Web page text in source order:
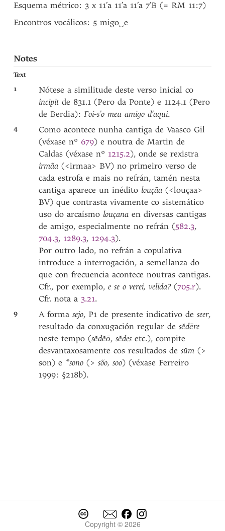
Esquema métrico: 3 x 11’a 11’a 11’a 7’B (= RM 11:7)
Encontros vocálicos: 5 migo ‿e
Notes
Text
1
Nótese a similitude deste verso inicial co
incipitde 831.1 (Pero da Ponte) e 1124.1 (Pero
de Berdia):Foi-s’o meu amigo d’aqui.
4
Como acontece nunha cantiga de Vaasco Gil
(véxase nº 679) e noutra de Martin de
Caldas (véxase nº 1215.2), onde se rexistra
irmãa (<irmaa> BV) no primeiro verso de
cada estrofa e mais no refrán, tamén nesta
cantiga aparece un inédito louçãa(<louçaa>
BV) que contrasta vivamente co sistemático
uso do arcaísmo louçana en diversas cantigas
de amigo, especialmente no refrán (582.3,
704.3, 1289.3, 1294.3).
Por outro lado, no refrán a copulativa
introduce a interrogación, a semellanza do
que con frecuencia acontece noutras cantigas.
Cfr., por exemplo,e se o verei, velida?(705.r).
Cfr. nota a 3.21.
9 A formasejo, P1 de presente indicativo deseer,
resultado da conxugación regular desĕdēre
neste tempo (sĕdĕō,sĕdesetc.), compite
desvantaxosamente cos resultados desŭm(>
son) e *sono (> sõo, soo) (véxase Ferreiro
1999: §218b).
Copyright © 2026